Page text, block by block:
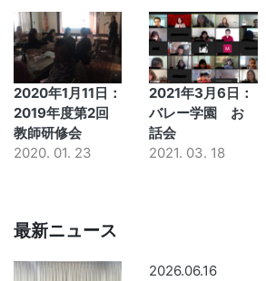
2020年1月11日：
2019年度第2回
教師研修会
2020. 01. 23
2021年3月6日：
バレー学園 お
話会
2021. 03. 18
最新ニュース
2026.06.16